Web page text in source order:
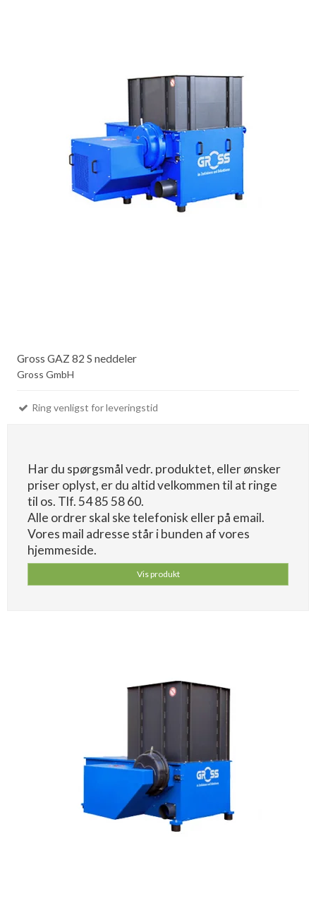
Gross GAZ 82 S neddeler
Gross GmbH
Ring venligst for leveringstid
Har du spørgsmål vedr. produktet, eller ønsker
priser oplyst, er du altid velkommen til at ringe
til os. Tlf. 54 85 58 60.
Alle ordrer skal ske telefonisk eller på email.
Vores mail adresse står i bunden af vores
hjemmeside.
Vis produkt